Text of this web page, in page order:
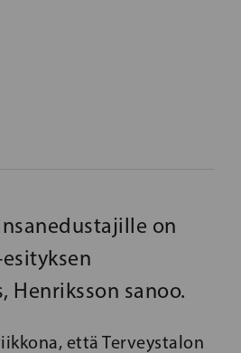
on
Henriksson sanoo.
että Terveystalon